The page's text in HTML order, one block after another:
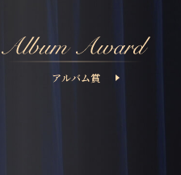
アルバム賞